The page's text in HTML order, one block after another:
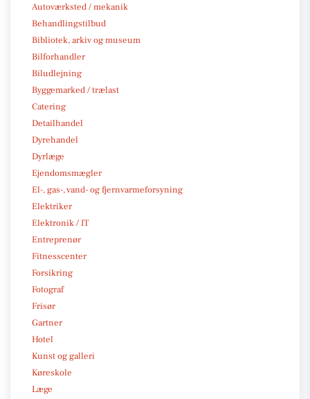
Autoværksted / mekanik
Behandlingstilbud
Bibliotek, arkiv og museum
Bilforhandler
Biludlejning
Byggemarked / trælast
Catering
Detailhandel
Dyrehandel
Dyrlæge
Ejendomsmægler
El-, gas-, vand- og fjernvarmeforsyning
Elektriker
Elektronik / IT
Entreprenør
Fitnesscenter
Forsikring
Fotograf
Frisør
Gartner
Hotel
Kunst og galleri
Køreskole
Læge